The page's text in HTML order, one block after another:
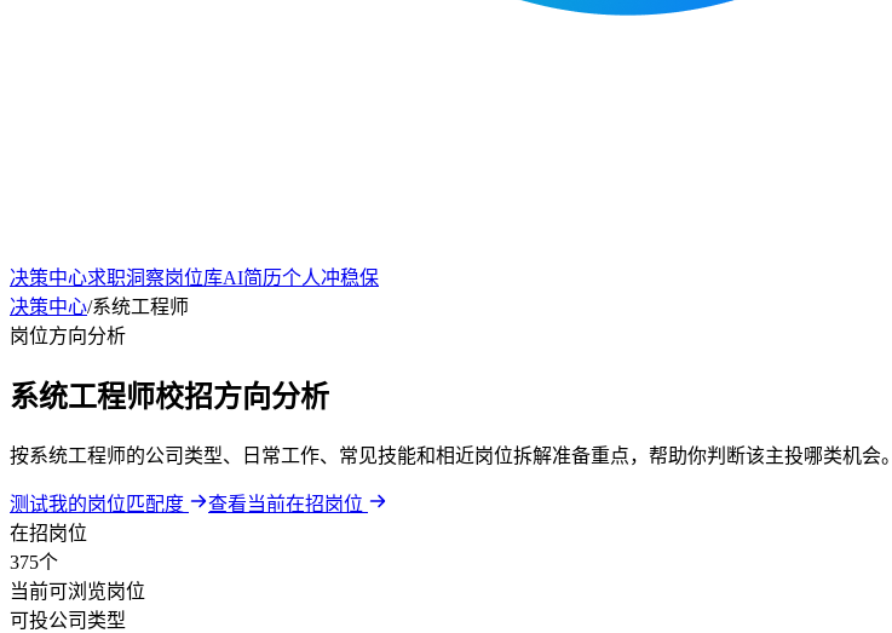
决策中心求职洞察岗位库AI简历个人冲稳保
决策中心/系统工程师
岗位方向分析
系统工程师校招方向分析
按系统工程师的公司类型、日常工作、常见技能和相近岗位拆解准备重点，帮助你判断该主投哪类机会。
测试我的岗位匹配度
查看当前在招岗位
在招岗位
375个
当前可浏览岗位
可投公司类型